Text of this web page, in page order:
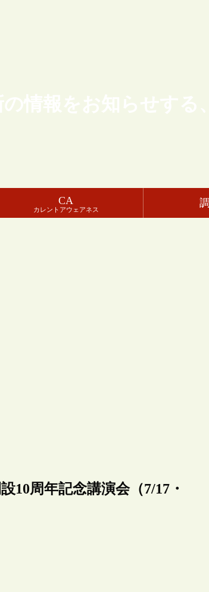
情報をお知らせす
CA
カレントアウェアネス
10周年記念講演会（7/17・